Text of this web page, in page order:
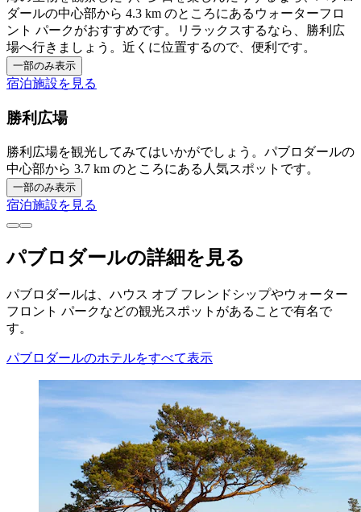
ダールの中心部から 4.3 km のところにあるウォーターフロ
ント パークがおすすめです。リラックスするなら、勝利広
場へ行きましょう。近くに位置するので、便利です。
一部のみ表示
宿泊施設を見る
勝利広場
勝利広場を観光してみてはいかがでしょう。パブロダールの
中心部から 3.7 km のところにある人気スポットです。
一部のみ表示
宿泊施設を見る
パブロダールの詳細を見る
パブロダールは、ハウス オブ フレンドシップやウォーター
フロント パークなどの観光スポットがあることで有名で
す。
パブロダールのホテルをすべて表示